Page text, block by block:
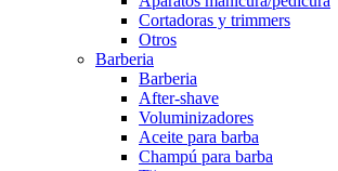
Cortadoras y trimmers
Otros
Barberia
Barberia
After-shave
Voluminizadores
Aceite para barba
Champú para barba